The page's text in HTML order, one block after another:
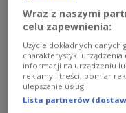
ART. SPONSOROWANY
Więcej korzyści
Marka PGNiG
PGNiG Obrót
Dla klientów oznacza
Wraz z naszymi
celu zapewnienia:
Użycie dokładnych
charakterystyki
informacji na urządzeniu
reklamy i treści, pomiar
ulepszanie usług.
Lista partnerów